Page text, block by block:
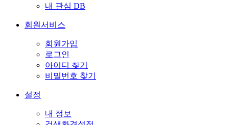
내 관심 DB
회원서비스
회원가입
로그인
아이디 찾기
비밀번호 찾기
설정
내 정보